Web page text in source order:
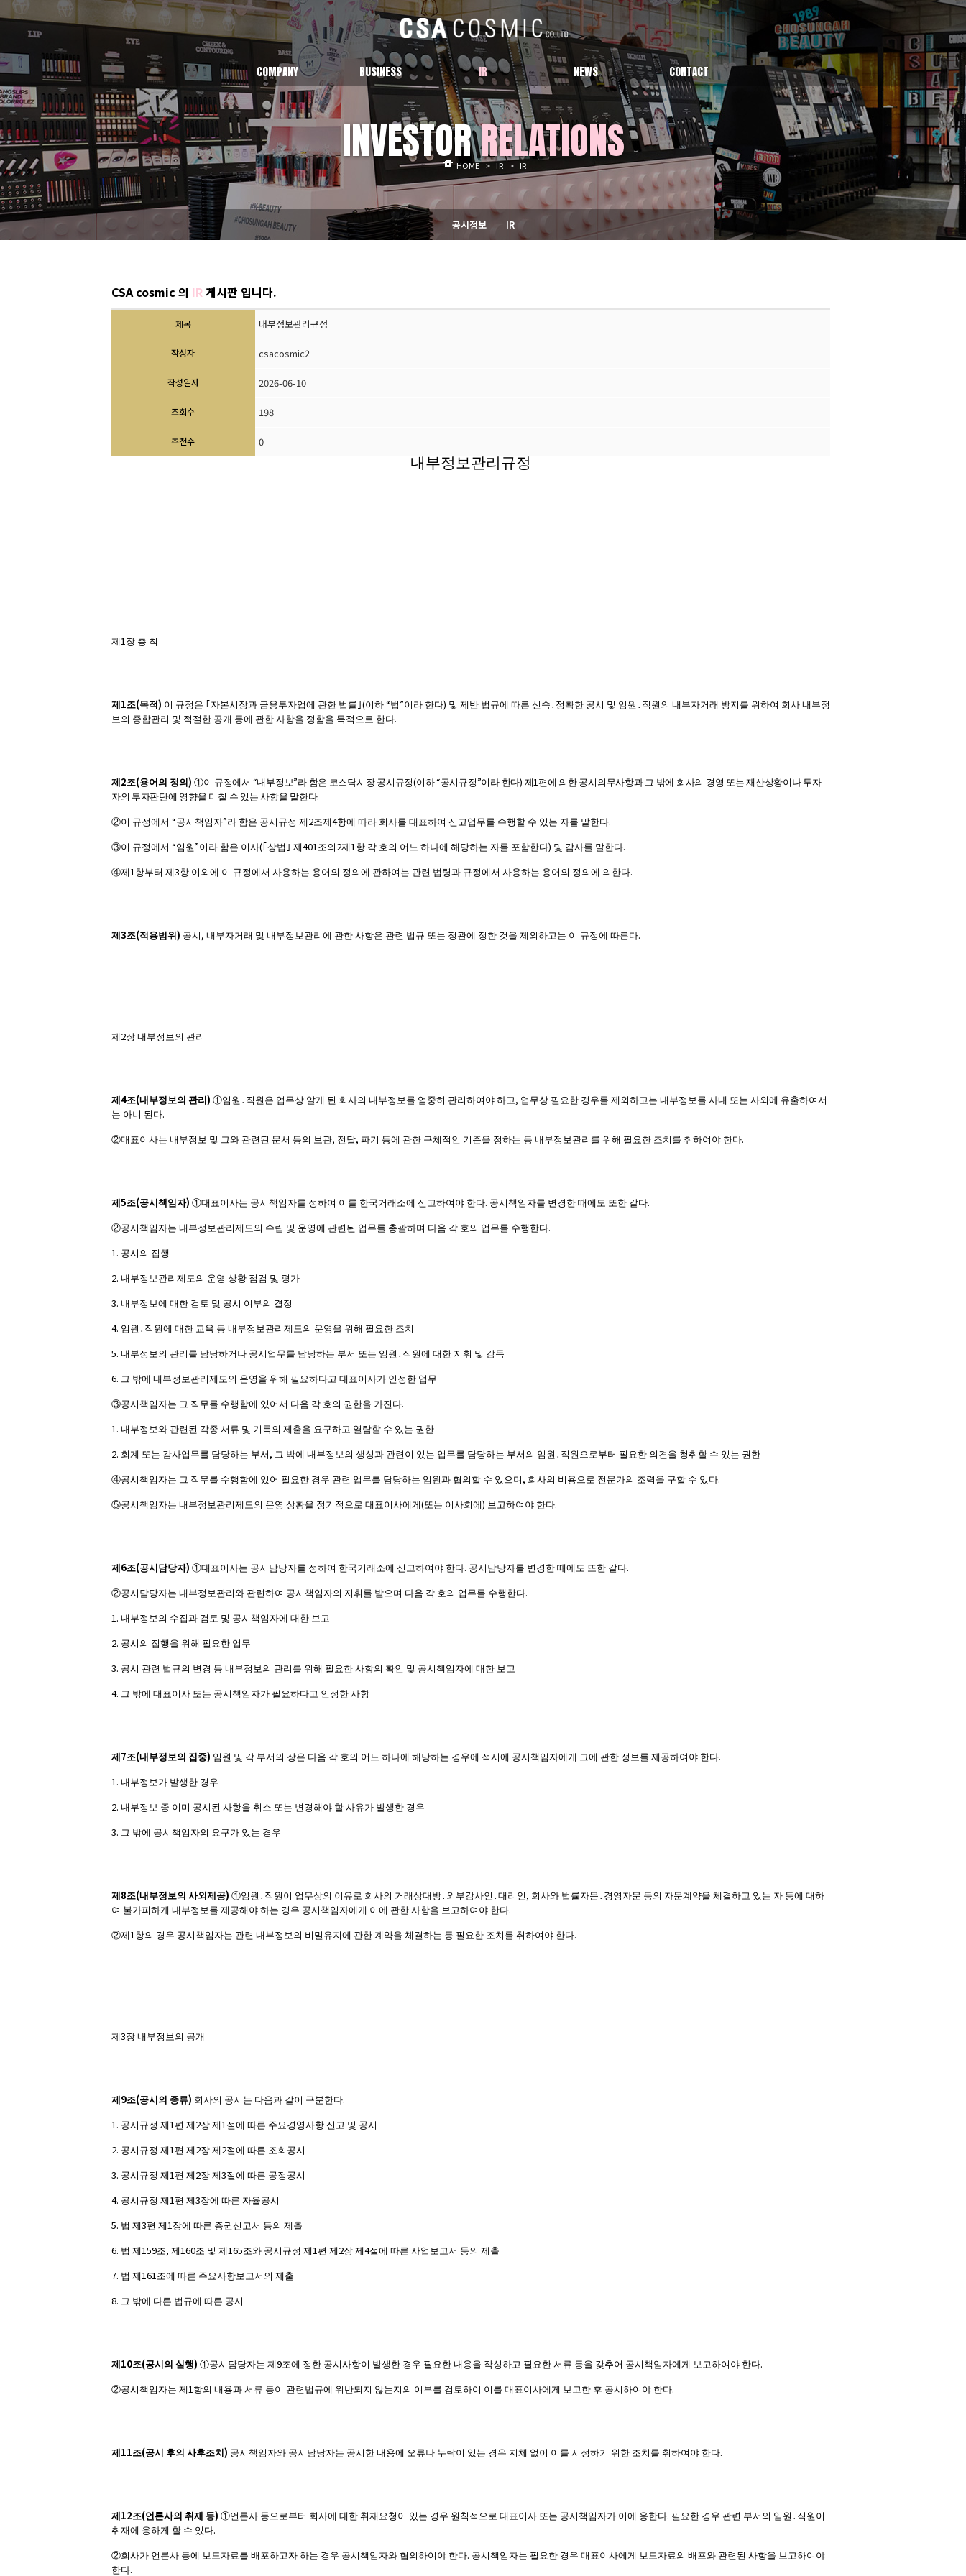
COMPANY
회사소개
오시는길
BUSINESS
브랜드 소개
IR
공시정보
IR
NEWS
Activity
CONTACT
1:1문의
INVESTORRELATIONS
공시정보 IR
HOME > IR > IR
CSA cosmic 의 IR게시판 입니다.
제목 내부정보관리규정
작성자 csacosmic2
작성일자 2026-06-10
조회수 198
추천수 0
내부정보관리규정
제1장 총 칙
제 1조(목적 ) 이 규정은 ｢ 자본시장과 금융투자업에 관한 법률 ｣(이하 “법 ”이라 한다) 및 제반 법규에 따른 신속 ․ 정확한 공시 및 임원 ․ 직원의 내부자거래 방지를 위하여 회사 내부정
보의 종합관리 및 적절한 공개 등에 관한 사항을 정함을 목적으로 한다.
제 2조(용어의 정의 ) ①이 규정에서 “내부정보”라 함은 코스닥시장 공시규정(이하“공시규정 ”이라 한다) 제1편에 의한 공시의무사항과 그 밖에 회사의 경영 또는 재산상황이나 투자
자의 투자판단에 영향을 미칠 수 있는 사항을 말한다.
②이 규정에서 “공시책임자”라 함은 공시규정 제 2조제4항에 따라 회사를 대표하여 신고업무를 수행할 수 있는 자를 말한다.
③이 규정에서 “임원 ”이라 함은 이사(｢ 상법 ｣ 제401조의 2제1항 각 호의 어느 하나에 해당하는 자를 포함한다) 및 감사를 말한다.
④제1항부터 제3항 이외에 이 규정에서 사용하는 용어의 정의에 관하여는 관련 법령과 규정에서 사용하는 용어의 정의에 의한다.
제 3조(적용범위 ) 공시 , 내부자거래 및 내부정보관리에 관한 사항은 관련 법규 또는 정관에 정한 것을 제외하고는 이 규정에 따른다.
제 2장 내부정보의 관리
제 4조(내부정보의 관리 ) ①임원 ․ 직원은 업무상 알게 된 회사의 내부정보를 엄중히 관리하여야 하고, 업무상 필요한 경우를 제외하고는 내부정보를 사내 또는 사외에 유출하여서
는 아니 된다.
②대표이사는 내부정보 및 그와 관련된 문서 등의 보관, 전달, 파기 등에 관한 구체적인 기준을 정하는 등 내부정보관리를 위해 필요한 조치를 취하여야 한다.
제 5조(공시책임자) ①대표이사는 공시책임자를 정하여 이를 한국거래소에 신고하여야 한다. 공시책임자를 변경한 때에도 또한 같다.
②공시책임자는 내부정보관리제도의 수립 및 운영에 관련된 업무를 총괄하며 다음 각 호의 업무를 수행한다.
1. 공시의 집행
2. 내부정보관리제도의 운영 상황 점검 및 평가
3. 내부정보에 대한 검토 및 공시 여부의 결정
4. 임원 ․ 직원에 대한 교육 등 내부정보관리제도의 운영을 위해 필요한 조치
5. 내부정보의 관리를 담당하거나 공시업무를 담당하는 부서 또는 임원 ․ 직원에 대한 지휘 및 감독
6. 그 밖에 내부정보관리제도의 운영을 위해 필요하다고 대표이사가 인정한 업무
③공시책임자는 그 직무를 수행함에 있어서 다음 각 호의 권한을 가진다.
1. 내부정보와 관련된 각종 서류 및 기록의 제출을 요구하고 열람할 수 있는 권한
2. 회계 또는 감사업무를 담당하는 부서 , 그 밖에 내부정보의 생성과 관련이 있는 업무를 담당하는 부서의 임원 ․ 직원으로부터 필요한 의견을 청취할 수 있는 권한
④공시책임자는 그 직무를 수행함에 있어 필요한 경우 관련 업무를 담당하는 임원과 협의할 수 있으며 , 회사의 비용으로 전문가의 조력을 구할 수 있다.
⑤공시책임자는 내부정보관리제도의 운영 상황을 정기적으로 대표이사에게(또는 이사회에) 보고하여야 한다.
제 6조(공시담당자) ①대표이사는 공시담당자를 정하여 한국거래소에 신고하여야 한다. 공시담당자를 변경한 때에도 또한 같다.
②공시담당자는 내부정보관리와 관련하여 공시책임자의 지휘를 받으며 다음 각 호의 업무를 수행한다.
1. 내부정보의 수집과 검토 및 공시책임자에 대한 보고
2. 공시의 집행을 위해 필요한 업무
3. 공시 관련 법규의 변경 등 내부정보의 관리를 위해 필요한 사항의 확인 및 공시책임자에 대한 보고
4. 그 밖에 대표이사 또는 공시책임자가 필요하다고 인정한 사항
제 7조(내부정보의 집중) 임원 및 각 부서의 장은 다음 각 호의 어느 하나에 해당하는 경우에 적시에 공시책임자에게 그에 관한 정보를 제공하여야 한다.
1. 내부정보가 발생한 경우
2. 내부정보 중 이미 공시된 사항을 취소 또는 변경해야 할 사유가 발생한 경우
3. 그 밖에 공시책임자의 요구가 있는 경우
제 8조(내부정보의 사외제공) ①임원 ․ 직원이 업무상의 이유로 회사의 거래상대방․ 외부감사인 ․ 대리인 , 회사와 법률자문 ․ 경영자문 등의 자문계약을 체결하고 있는 자 등에 대하
여 불가피하게 내부정보를 제공해야 하는 경우 공시책임자에게 이에 관한 사항을 보고하여야 한다.
②제1항의 경우 공시책임자는 관련 내부정보의 비밀유지에 관한 계약을 체결하는 등 필요한 조치를 취하여야 한다.
제3장 내부정보의 공개
제 9조(공시의 종류) 회사의 공시는 다음과 같이 구분한다.
1. 공시규정 제1편 제 2장 제1절에 따른 주요경영사항 신고 및 공시
2. 공시규정 제1편 제 2장 제 2절에 따른 조회공시
3. 공시규정 제1편 제 2장 제3절에 따른 공정공시
4. 공시규정 제1편 제3장에 따른 자율공시
5. 법 제3편 제1장에 따른 증권신고서 등의 제출
6. 법 제159조, 제160조 및 제165조와 공시규정 제1편 제 2장 제4절에 따른 사업보고서 등의 제출
7. 법 제161조에 따른 주요사항보고서의 제출
8. 그 밖에 다른 법규에 따른 공시
제 10조(공시의 실행) ①공시담당자는 제9조에 정한 공시사항이 발생한 경우 필요한 내용을 작성하고 필요한 서류 등을 갖추어 공시책임자에게 보고하여야 한다.
②공시책임자는 제1항의 내용과 서류 등이 관련법규에 위반되지 않는지의 여부를 검토하여 이를 대표이사에게 보고한 후 공시하여야 한다.
제 11조(공시 후의 사후조치 ) 공시책임자와 공시담당자는 공시한 내용에 오류나 누락이 있는 경우 지체 없이 이를 시정하기 위한 조치를 취하여야 한다.
제 12조(언론사의 취재 등) ①언론사 등으로부터 회사에 대한 취재요청이 있는 경우 원칙적으로 대표이사 또는 공시책임자가 이에 응한다. 필요한 경우 관련 부서의 임원 ․ 직원이
취재에 응하게 할 수 있다.
②회사가 언론사 등에 보도자료를 배포하고자 하는 경우 공시책임자와 협의하여야 한다. 공시책임자는 필요한 경우 대표이사에게 보도자료의 배포와 관련된 사항을 보고하여야
한다.